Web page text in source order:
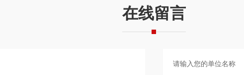
在线留言